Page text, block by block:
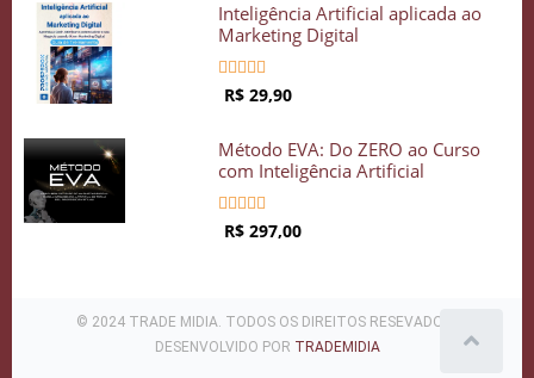
Inteligência Artificial aplicada ao
Marketing Digital
    
R$ 29,90
Método EVA: Do ZERO ao Curso
com Inteligência Artificial
    
R$ 297,00
© 2024 TRADE MIDIA. TODOS OS DIREITOS RESEVADOS .
DESENVOLVIDO POR TRADEMIDIA